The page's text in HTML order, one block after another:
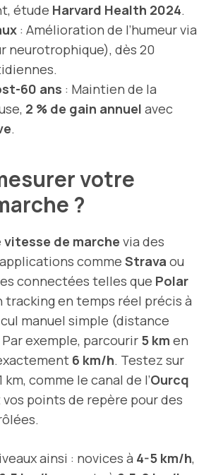
étude Harvard Health 2024.
: Amélioration de l’humeur via
neurotrophique), dès 20
60 ans : Maintien de la
2 % de gain annuel avec
.
votre
?
vitesse de marche via des
comme Strava ou
connectées telles que Polar
tracking en temps réel précis à
manuel simple (distance
exemple, parcourir 5 km en
6 km/h. Testez sur
comme le canal de l’Ourcq
points de repère pour des
ainsi : novices à 4-5 km/h,